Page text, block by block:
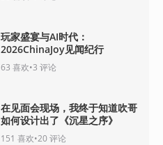
玩家盛宴与AI时代：
2026ChinaJoy见闻纪行
63 喜欢•3 评论
在见面会现场，我终于知道吹哥
如何设计出了《沉星之序》
151 喜欢•20评论